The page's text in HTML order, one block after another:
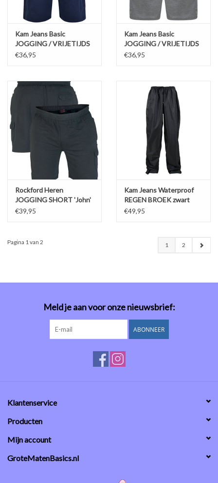
Kam Jeans Basic
JOGGING / VRIJETIJDS
SHORT navy
€36,95
Kam Jeans Basic
JOGGING / VRIJETIJDS
SHORT antraciet
€36,95
Rockford Heren
JOGGING SHORT 'John'
navy
€39,95
Kam Jeans Waterproof
REGEN BROEK zwart
€49,95
Pagina 1 van 2 1 2
Meld je aan voor onze nieuwsbrief:
ABONNEER
Klantenservice
Producten
Mijn account
GroteMatenBasics.nl